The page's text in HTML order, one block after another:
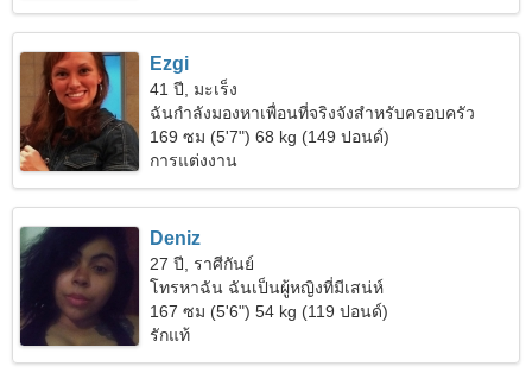
Ezgi
41 ปี, มะเร็ง
ฉันกำลังมองหาเพื่อนที่จริงจังสำหรับครอบครัว
169 ซม (5'7") 68 kg (149 ปอนด์)
การแต่งงาน
Deniz
27 ปี, ราศีกันย์
โทรหาฉัน ฉันเป็นผู้หญิงที่มีเสน่ห์
167 ซม (5'6") 54 kg (119 ปอนด์)
รักแท้